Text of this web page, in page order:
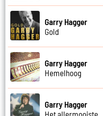
Garry Hagger
Gold
Garry Hagger
Hemelhoog
Garry Hagger
Het allermooiste